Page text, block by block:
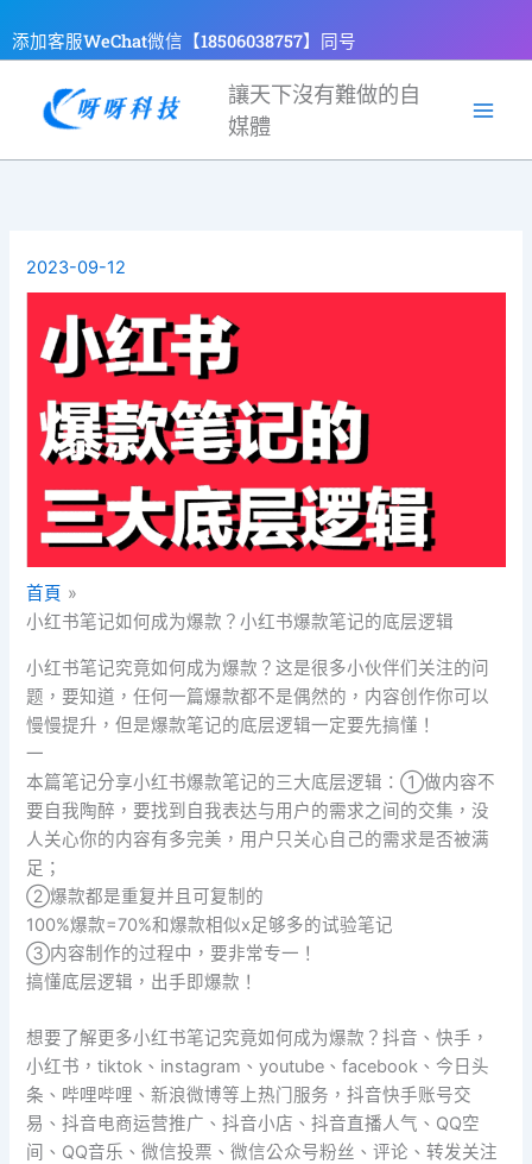
至
容
添加客服WeChat微信【18506038757】同号
讓天下沒有難做的自
媒體
2023-09-12
首頁
小红书笔记如何成为爆款？小红书爆款笔记的底层逻辑
小红书笔记究竟如何成为爆款？这是很多小伙伴们关注的问
题，要知道，任何一篇爆款都不是偶然的，内容创作你可以
慢慢提升，但是爆款笔记的底层逻辑一定要先搞懂！
一
本篇笔记分享小红书爆款笔记的三大底层逻辑：①做内容不
要自我陶醉，要找到自我表达与用户的需求之间的交集，没
人关心你的内容有多完美，用户只关心自己的需求是否被满
足；
②爆款都是重复并且可复制的
100%爆款=70%和爆款相似x足够多的试验笔记
③内容制作的过程中，要非常专一！
搞懂底层逻辑，出手即爆款！
想要了解更多小红书笔记究竟如何成为爆款？抖音、快手，
小红书，tiktok、instagram、youtube、facebook、今日头
条、哔哩哔哩、新浪微博等上热门服务，抖音快手账号交
易、抖音电商运营推广、抖音小店、抖音直播人气、QQ空
间、QQ音乐、微信投票、微信公众号粉丝、评论、转发关注